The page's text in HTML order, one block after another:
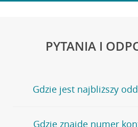
PYTANIA I
Gdzie jest najbliższy
Jeśli szukasz oddziału naszego
Gdzie znajdę numer